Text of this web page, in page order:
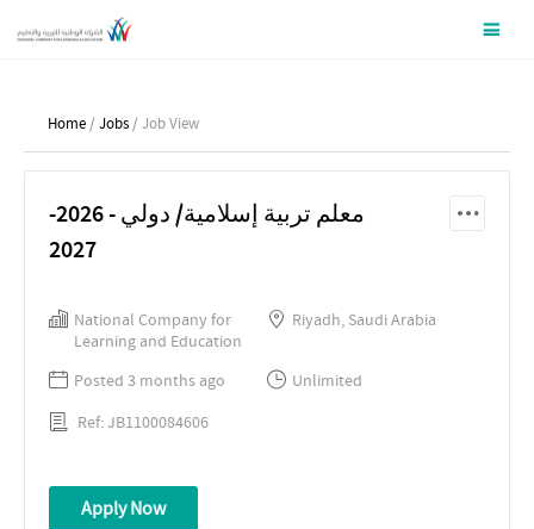
Home / Jobs / Job View
معلم تربية إسلامية/ دولي - 2026-
2027
National Company for
Learning and Education
Riyadh, Saudi Arabia
Posted 3 months ago
Unlimited
Ref: JB1100084606
Apply Now